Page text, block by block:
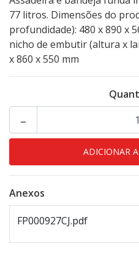
77 litros. Dimensões do
profundidade): 480 x 890 x
nicho de embutir (altura x
x 860 x 550 mm
-
Anexos
FP000927CJ.pdf